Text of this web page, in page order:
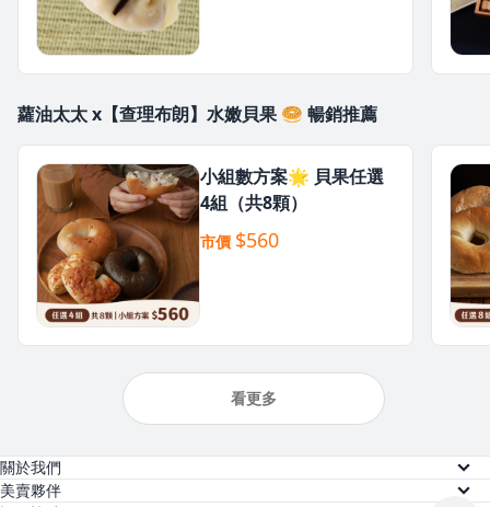
蘿油太太 x【查理布朗】水嫩貝果 🥯 暢銷推薦
小組數方案🌟 貝果任選
4組（共8顆）
市價 $560
看更多
關於我們
關於美賣
美賣夥伴